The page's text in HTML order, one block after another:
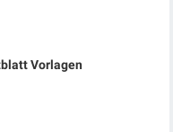
Vorlagen